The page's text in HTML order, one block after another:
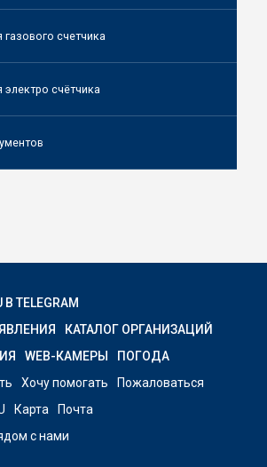
счетчика
счётчика
В TELEGRAM
КАТАЛОГ ОРГАНИЗАЦИЙ
WEB-КАМЕРЫ
ПОГОДА
Хочу помогать
Пожаловаться
Карта
Почта
с нами